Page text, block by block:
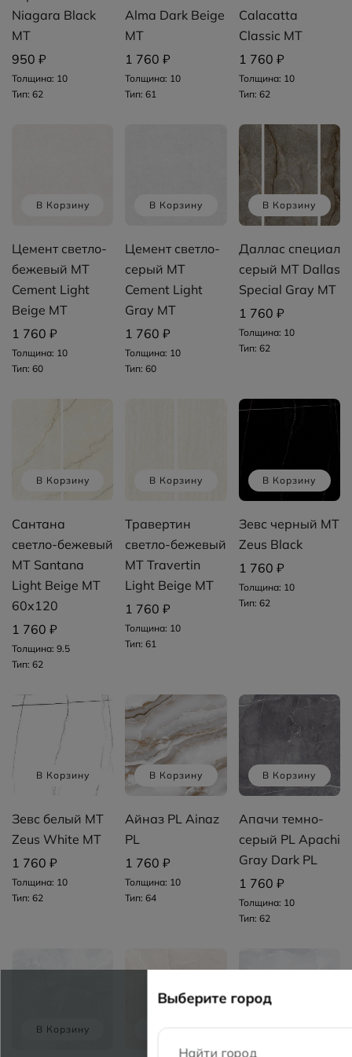
Niagara Black
MT
950 ₽
Толщина: 10
Тип: 62
Alma Dark Beige
MT
1 760 ₽
Толщина: 10
Тип: 61
Calacatta
Classic MT
1 760 ₽
Толщина: 10
Тип: 62
В Корзину
Цемент светло-
бежевый MT
Cement Light
Beige MT
1 760 ₽
Толщина: 10
Тип: 60
В Корзину
Цемент светло-
серый MT
Cement Light
Gray MT
1 760 ₽
Толщина: 10
Тип: 60
В Корзину
Даллас специал
серый MT Dallas
Special Gray MT
1 760 ₽
Толщина: 10
Тип: 62
В Корзину
Сантана
светло-бежевый
MT Santana
Light Beige MT
60x120
1 760 ₽
Толщина: 9.5
Тип: 62
В Корзину
Травертин
светло-бежевый
MT Travertin
Light Beige MT
1 760 ₽
Толщина: 10
Тип: 61
В Корзину
Зевс черный MT
Zeus Black
1 760 ₽
Толщина: 10
Тип: 62
В Корзину
Зевс белый MT
Zeus White MT
1 760 ₽
Толщина: 10
Тип: 62
В Корзину
Айназ PL Ainaz
PL
1 760 ₽
Толщина: 10
Тип: 64
В Корзину
Апачи темно-
серый PL Apachi
Gray Dark PL
1 760 ₽
Толщина: 10
Тип: 62
В Корзину
Выберите город